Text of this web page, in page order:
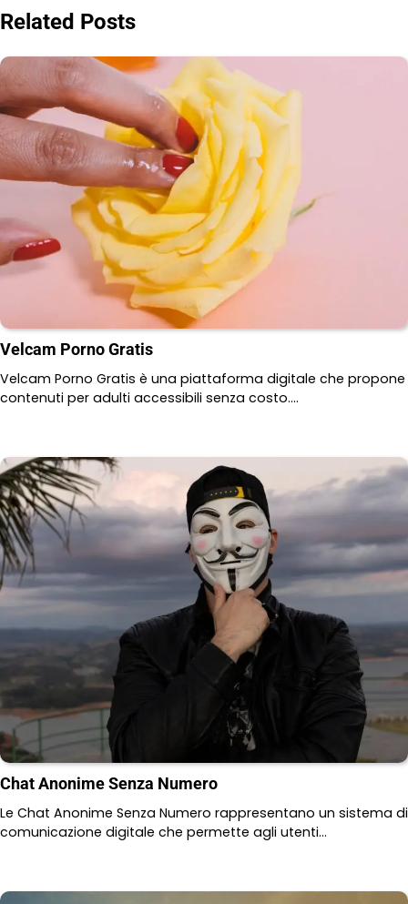
navigation
Related Posts
Velcam Porno Gratis
Velcam Porno Gratis è una piattaforma digitale che propone
contenuti per adulti accessibili senza costo.…
Chat Anonime Senza Numero
Le Chat Anonime Senza Numero rappresentano un sistema di
comunicazione digitale che permette agli utenti…